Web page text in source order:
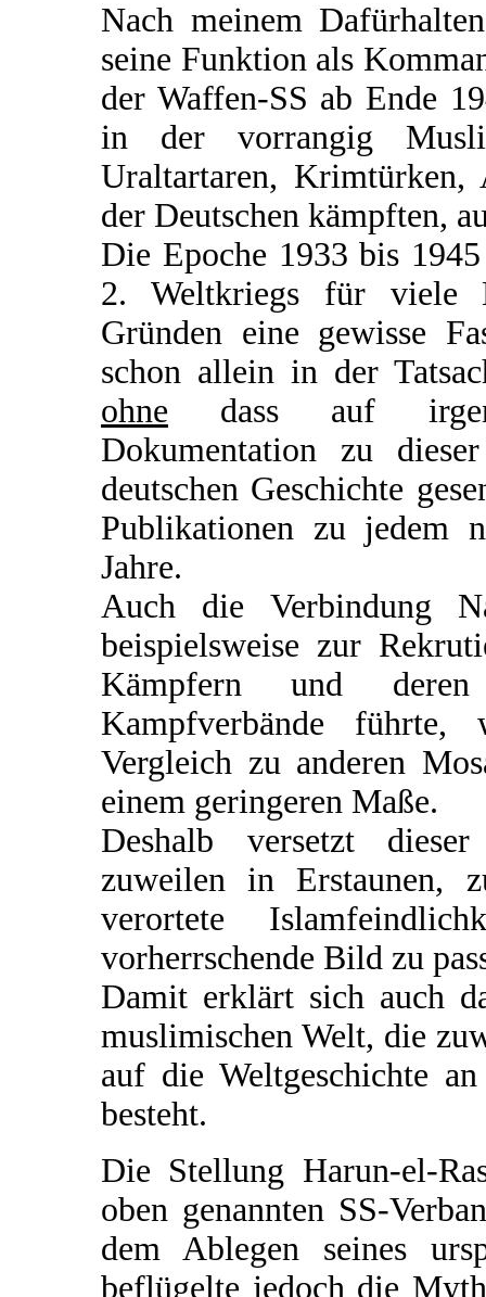
Nach meinem
seine Funktion als
der Waffen-SS ab Ende
in der vorrangig
Uraltartaren, Krimtürken,
der Deutschen kämpften,
Die Epoche 1933 bis
2. Weltkriegs für viele
Gründen eine gewisse
schon allein in der
ohne dass auf
Dokumentation zu
deutschen Geschichte
Publikationen zu jedem
Jahre.
Auch die Verbindung
beispielsweise zur
Kämpfern und
Kampfverbände
Vergleich zu anderen
einem geringeren Maße.
Deshalb versetzt
zuweilen in Erstaunen,
verortete
vorherrschende Bild zu
Damit erklärt sich auch
muslimischen Welt, die
auf die Weltgeschichte
besteht.
Die Stellung Harun-el-
oben genannten SS-
dem Ablegen seines
beflügelte jedoch die